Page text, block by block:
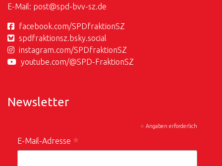
E-Mail: post@spd-bvv-sz.de
facebook.com/SPDfraktionSZ
spdfraktionsz.bsky.social
instagram.com/SPDfraktionSZ
youtube.com/@SPD-FraktionSZ
Newsletter
* Angaben erforderlich
E-Mail-Adresse *